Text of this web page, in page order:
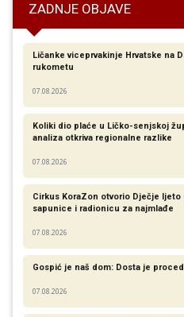
ZADNJE OBJAVE
Ličanke viceprvakinje Hrvatske na
rukometu
07.08.2026
Koliki dio plaće u Ličko-senjskoj
analiza otkriva regionalne razlike​
07.08.2026
Cirkus KoraZon otvorio Dječje
sapunice i radionicu za najmlađe
07.08.2026
Gospić je naš dom: Dosta je
07.08.2026